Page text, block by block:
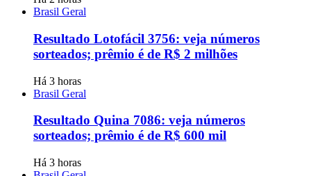
Brasil Geral
Resultado Lotofácil 3756: veja números
sorteados; prêmio é de R$ 2 milhões
Há 3 horas
Brasil Geral
Resultado Quina 7086: veja números
sorteados; prêmio é de R$ 600 mil
Há 3 horas